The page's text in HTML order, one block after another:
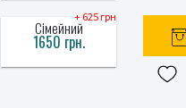
+ 625 грн
Сімейний
1650 грн.